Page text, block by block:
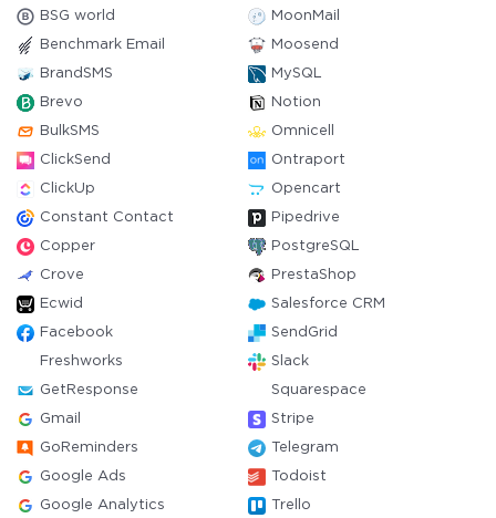
BSG world MoonMail
Benchmark Email Moosend
BrandSMS MySQL
Brevo Notion
BulkSMS Omnicell
ClickSend Ontraport
ClickUp Opencart
Constant Contact Pipedrive
Copper PostgreSQL
Crove PrestaShop
Ecwid Salesforce CRM
Facebook SendGrid
Freshworks Slack
GetResponse Squarespace
Gmail Stripe
GoReminders Telegram
Google Ads Todoist
Google Analytics Trello